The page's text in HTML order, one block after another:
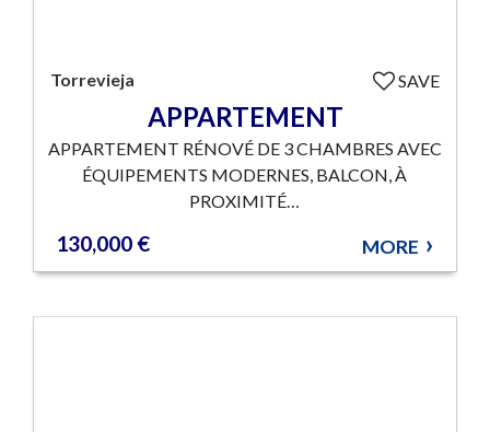
Torrevieja SAVE
APPARTEMENT
APPARTEMENT RÉNOVÉ DE 3 CHAMBRES AVEC
ÉQUIPEMENTS MODERNES, BALCON, À
PROXIMITÉ…
130,000 € MORE